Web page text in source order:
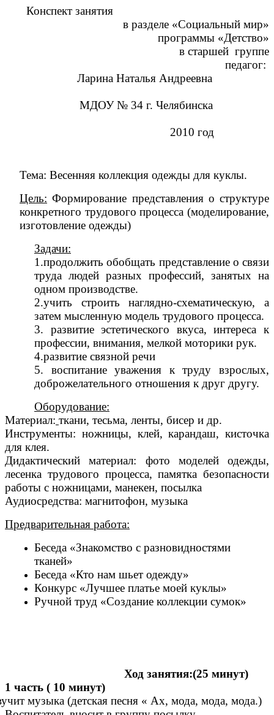
Конспект занятия
в разделе «Социальный мир»
программы «Детство»
в старшей группе
педагог:
Ларина Наталья Андреевна
МДОУ № 34 г. Челябинска
2010 год
Тема: Весенняя коллекция одежды для куклы.
Цель: Формирование представления о структуре
конкретного трудового процесса (моделирование,
изготовление одежды)
Задачи:
1.продолжить обобщать представление о связи
труда людей разных профессий, занятых на
одном производстве.
2.учить строить наглядно-схематическую, а
затем мысленную модель трудового процесса.
3. развитие эстетического вкуса, интереса к
профессии, внимания, мелкой моторики рук.
4.развитие связной речи
5. воспитание уважения к труду взрослых,
доброжелательного отношения к друг другу.
Оборудование:
Материал: ткани, тесьма, ленты, бисер и др.
Инструменты: ножницы, клей, карандаш, кисточка
для клея.
Дидактический материал: фото моделей одежды,
лесенка трудового процесса, памятка безопасности
работы с ножницами, манекен, посылка
Аудиосредства: магнитофон, музыка
Предварительная работа:
Беседа «Знакомство с разновидностями
тканей»
Беседа «Кто нам шьет одежду»
Конкурс «Лучшее платье моей куклы»
Ручной труд «Создание коллекции сумок»
Ход занятия:(25 минут)
1 часть ( 10 минут)
музыка (детская песня « Ах, мода, мода, мода.)